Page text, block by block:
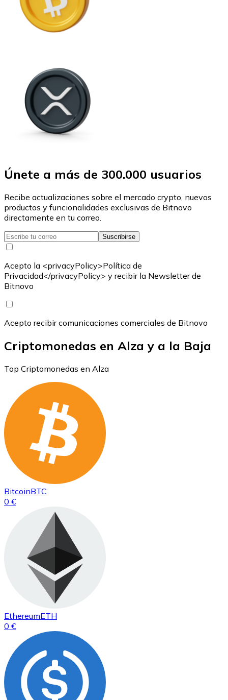
Únete a más de 300.000 usuarios
Recibe actualizaciones sobre el mercado crypto, nuevos
productos y funcionalidades exclusivas de Bitnovo
directamente en tu correo.
Suscribirse
Acepto la <privacyPolicy>Política de
Privacidad</privacyPolicy> y recibir la Newsletter de
Bitnovo
Acepto recibir comunicaciones comerciales de Bitnovo
Criptomonedas en Alza y a la Baja
Top Criptomonedas en Alza
BitcoinBTC
0 €
EthereumETH
0 €